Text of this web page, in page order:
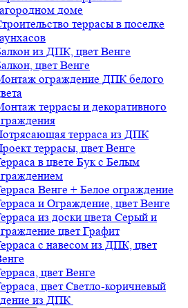
доме
террасы в поселке
из ДПК, цвет Венге
цвет Венге
ограждение ДПК белого
террасы и декоративного
терраса из ДПК
террасы, цвет Венге
в цвете Бук с Белым
Венге + Белое ограждение
и Ограждение, цвет Венге
из доски цвета Серый и
цвет Графит
с навесом из ДПК, цвет
цвет Венге
цвет Светло-коричневый
из ДПК